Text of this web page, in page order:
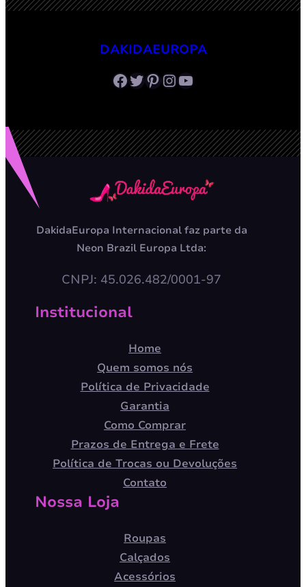
DAKIDAEUROPA
Facebook Twitter Pinterest InstagramYoutube
DakidaEuropa Internacional faz parte da
Neon Brazil Europa Ltda:
CNPJ: 45.026.482/0001-97
Institucional
Home
Quem somos nós
Política de Privacidade
Garantia
Como Comprar
Prazos de Entrega e Frete
Política de Trocas ou Devoluções
Contato
Nossa Loja
Roupas
Calçados
Acessórios